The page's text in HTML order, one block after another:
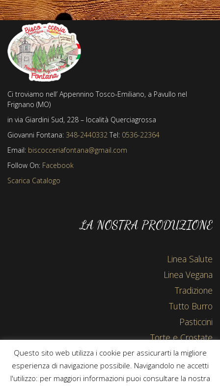
Ci troviamo nell’ Appennino Tosco-Emiliano, a Pavullo nel
Frignano (MO)
in via Giardini Sud, 228 – località Querciagrossa
Giovanni Fontana: 348-2440332 Tel: 0536-22364
Email: biscocceriafontana@gmail.com
Follow On: Facebook
Scarica Catalogo
LA NOSTRA PRODUZIONE
Linea Salute
Linea Vegana
Tradizione
Tutto Burro
Pasticcini
Torte e Crostate
Copyright © 2015-2019 Bisco-cceria | Powered byIS - Soluzioni
Questo sito web utilizza i cookie per assicurarti la migliore
esperienza di navigazione possibile. Navigandolo ne accetti
l'utilizzo: per maggiori informazioni puoi consultare la nostra